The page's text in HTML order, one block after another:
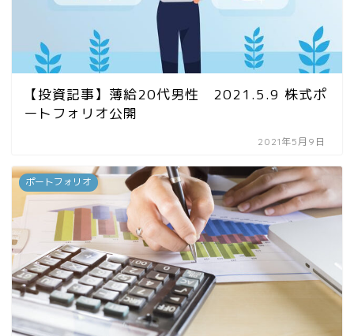
【投資記事】薄給20代男性 2021.5.9 株式ポ
ートフォリオ公開
2021年5月9日
ポートフォリオ